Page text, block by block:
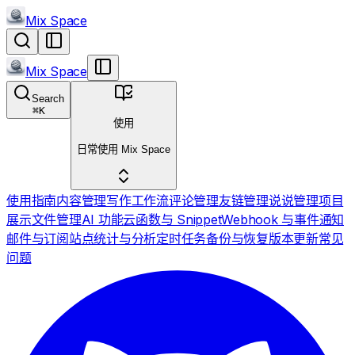
Mix Space
Mix Space
Search
⌘K
使用
日常使用 Mix Space
使用指南内容管理写作工作流评论管理友链管理说说管理项目
展示文件管理AI 功能云函数与 SnippetWebhook 与事件通知
邮件与订阅站点统计与分析定时任务备份与恢复版本更新常见
问题